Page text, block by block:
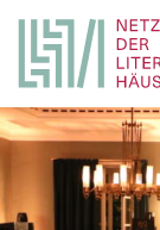
Zum
Inhalt
springen